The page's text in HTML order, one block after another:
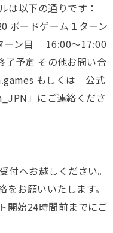
は以下の通りです：
ボードゲーム１ターン
ーン目 16:00〜17:00
予定 その他お問い合
もしくは 公式
」にご連絡くださ
付へお越しください。
お願いいたします。
開始24時間前までにご